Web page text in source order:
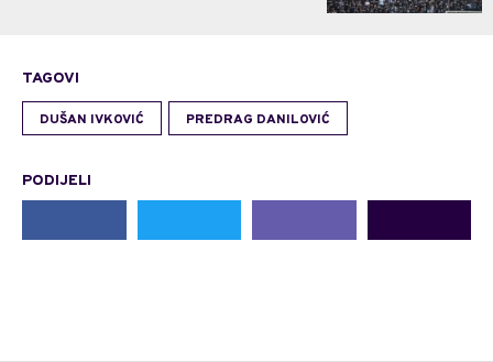
TAGOVI
DUŠAN IVKOVIĆ PREDRAG DANILOVIĆ
PODIJELI